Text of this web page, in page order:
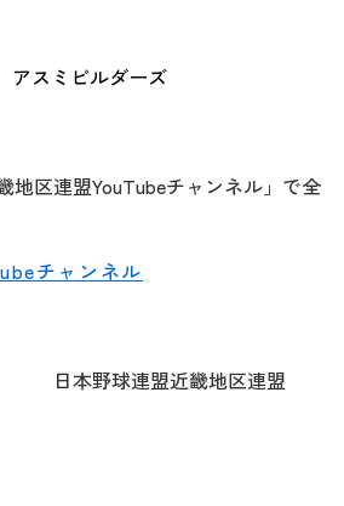
スミビルダーズ
区連盟YouTubeチャンネル」で全
チャンネル
盟近畿地区連盟